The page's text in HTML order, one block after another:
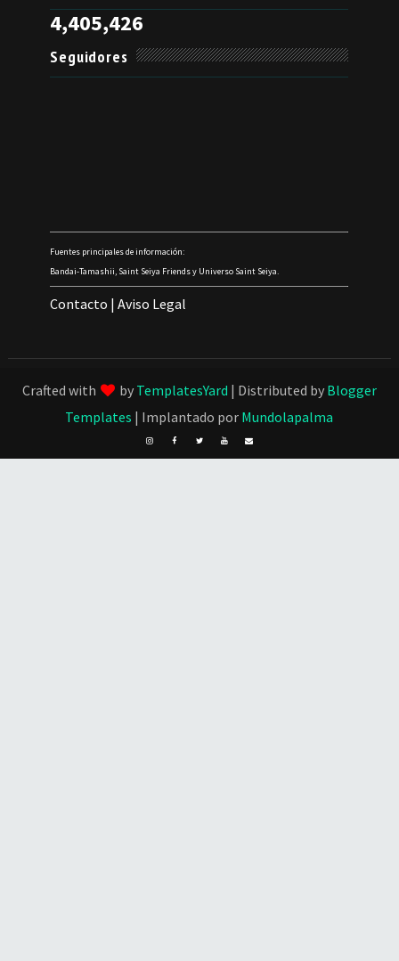
4,405,426
Seguidores
Fuentes principales de información:
Bandai-Tamashii, Saint Seiya Friends y Universo Saint Seiya.
Contacto |Aviso Legal
Crafted with by TemplatesYard | Distributed by Blogger
Templates | Implantado por Mundolapalma